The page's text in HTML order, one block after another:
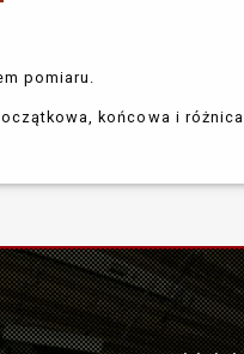
pomiaru.
końcowa i